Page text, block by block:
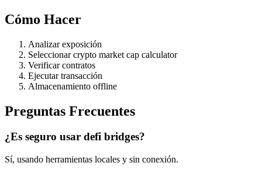
Cómo Hacer
Analizar exposición
Seleccionar crypto market cap calculator
Verificar contratos
Ejecutar transacción
Almacenamiento offline
Preguntas Frecuentes
¿Es seguro usar defi bridges?
Sí, usando herramientas locales y sin conexión.